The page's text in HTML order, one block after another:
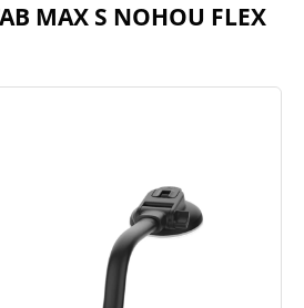
MAX S NOHOU FLEX